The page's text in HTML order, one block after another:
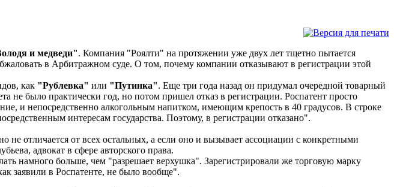
и медведи". Компания "Роялти" на протяжении уже двух лет тщетно пытается
в Арбитражном суде. О том, почему компании отказывают в регистрации этой
как "Рублевка" или "Путинка". Еще три года назад он придумал очередной товарный
не было практически год, но потом пришел отказ в регистрации. Роспатент просто
и непосредственно алкогольным напитком, имеющим крепость в 40 градусов. В строке
интересам государства. Поэтому, в регистрации отказано".
не отличается от всех остальных, а если оно и вызывает ассоциации с конкретными
адвокат в сфере авторского права.
намного больше, чем "разрешает верхушка". Зарегистрировали же торговую марку
заявили в Роспатенте, не было вообще".